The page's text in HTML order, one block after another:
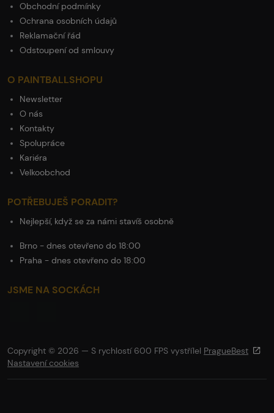
Obchodní podmínky
Ochrana osobních údajů
Reklamační řád
Odstoupení od smlouvy
O PAINTBALLSHOPU
Newsletter
O nás
Kontakty
Spolupráce
Kariéra
Velkoobchod
POTŘEBUJEŠ PORADIT?
Nejlepší, když se za námi stavíš osobně
Brno - dnes otevřeno do 18:00
Praha - dnes otevřeno do 18:00
JSME NA SOCKÁCH
Copyright © 2026 — S rychlostí 600 FPS vystřílel PragueBest
Nastavení cookies